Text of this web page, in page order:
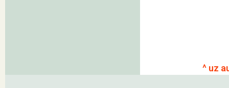
^ uz